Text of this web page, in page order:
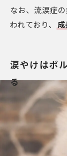
なお、流涙症
われており、
涙やけはポ
る